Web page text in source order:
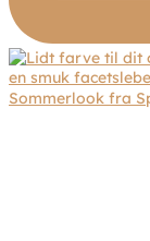
Sommerlook fra